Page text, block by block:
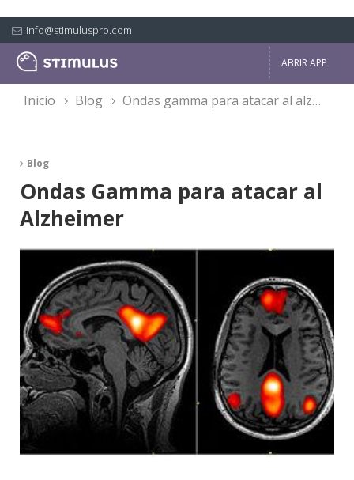
info@stimuluspro.com
ABRIR APP
inicio blog ondas gamma para atacar al alzheimer
Ondas Gamma para atacar al
Alzheimer
Blog